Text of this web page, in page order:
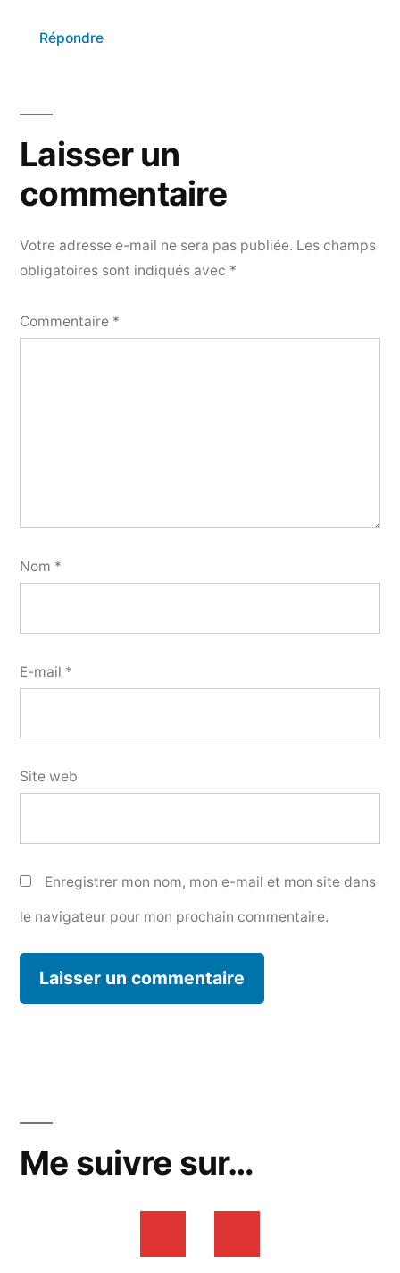
Répondre
Votre adresse e-mail ne sera pas publiée. Les champs
obligatoires sont indiqués avec *
Commentaire *
Nom *
E-mail *
Site web
Enregistrer mon nom, mon e-mail et mon site dans
le navigateur pour mon prochain commentaire.
Laisser un
commentaire
Me suivre sur…